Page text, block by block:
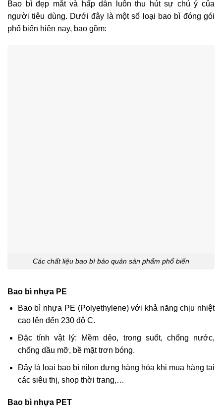
Bao bì đẹp mắt và hấp dẫn luôn thu hút sự chú ý của
người tiêu dùng. Dưới đây là một số loại bao bì đóng gói
phổ biến hiện nay, bao gồm:
Các chất liệu bao bì bảo quản sản phẩm phổ biến
Bao bì nhựa PE
Bao bì nhựa PE (Polyethylene) với khả năng chịu nhiệt
cao lên đến 230 độ C.
Đặc tính vật lý: Mềm dẻo, trong suốt, chống nước,
chống dầu mỡ, bề mặt trơn bóng.
Đây là loại bao bì nilon đựng hàng hóa khi mua hàng tại
các siêu thị, shop thời trang,…
Bao bì nhựa PET